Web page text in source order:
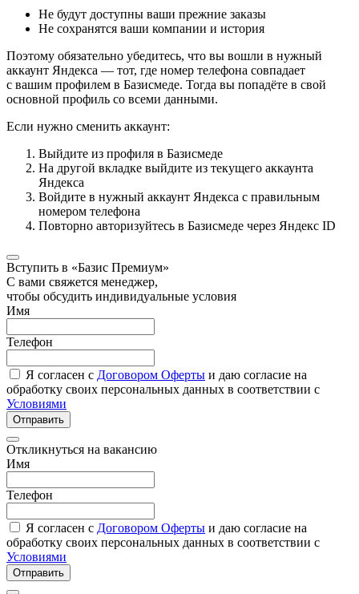
Не будут доступны ваши прежние заказы
Не сохранятся ваши компании и история
Поэтому обязательно убедитесь, что вы вошли в нужный
аккаунт Яндекса — тот, где номер телефона совпадает
с вашим профилем в Базисмеде. Тогда вы попадёте в свой
основной профиль со всеми данными.
Если нужно сменить аккаунт:
Выйдите из профиля в Базисмеде
На другой вкладке выйдите из текущего аккаунта
Яндекса
Войдите в нужный аккаунт Яндекса с правильным
номером телефона
Повторно авторизуйтесь в Базисмеде через Яндекс ID
Вступить в «Базис Премиум»
С вами свяжется менеджер,
чтобы обсудить индивидуальные условия
Имя
Телефон
Я согласен с Договором Оферты и даю согласие на
обработку своих персональных данных в соответствии с
Условиями
Отправить
Откликнуться на вакансию
Имя
Телефон
Я согласен с Договором Оферты и даю согласие на
обработку своих персональных данных в соответствии с
Условиями
Отправить